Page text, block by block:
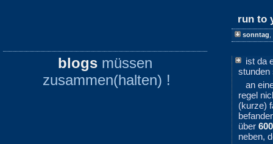
blogs müssen
zusammen(halten) !
run to
sonntag
ist da
stunden
an
regel
(kurze)
über
neben,